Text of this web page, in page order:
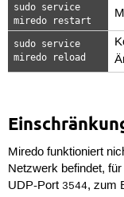
sudo service
miredo restart
sudo service
miredo reload
Miredo funktioniert
Netzwerk befindet,
UDP-Port 3544, zum